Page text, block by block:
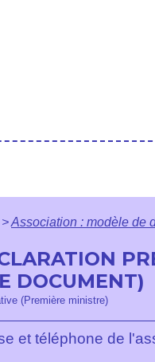
>Association : modèle de
DOCUMENT)
(Première ministre)
et téléphone de